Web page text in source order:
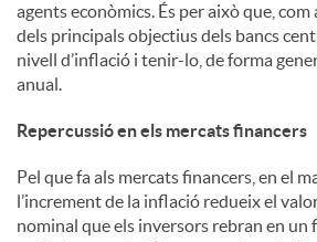
agents econòmics. És per això que, com
dels principals objectius dels bancs
nivell d’inflació i tenir-lo, de forma
anual.
Repercussió en els mercats financers
Pel que fa als mercats financers, en el
l’increment de la inflació redueix el
nominal que els inversors rebran en un